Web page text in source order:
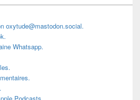
oxytude@mastodon.social.
Whatsapp.
Podcasts.